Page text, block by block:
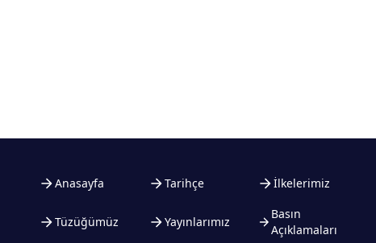
Anasayfa Tarihçe İlkelerimiz
Tüzüğümüz Yayınlarımız
Basın
Açıklamaları